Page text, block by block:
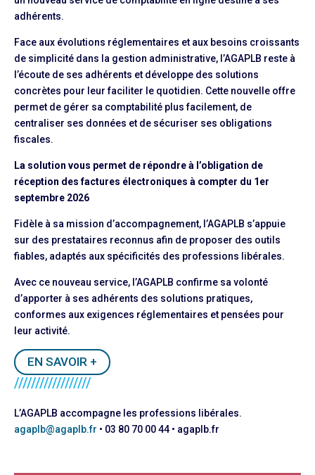
adhérents.
Face aux évolutions réglementaires et aux besoins croissants
de simplicité dans la gestion administrative, l’AGAPLB reste à
l’écoute de ses adhérents et développe des solutions
concrètes pour leur faciliter le quotidien. Cette nouvelle offre
permet de gérer sa comptabilité plus facilement, de
centraliser ses données et de sécuriser ses obligations
fiscales.
La solution vous permet de répondre à l’obligation de
réception des factures électroniques à compter du 1er
septembre 2026
Fidèle à sa mission d’accompagnement, l’AGAPLB s’appuie
sur des prestataires reconnus afin de proposer des outils
fiables, adaptés aux spécificités des professions libérales.
Avec ce nouveau service, l’AGAPLB confirme sa volonté
d’apporter à ses adhérents des solutions pratiques,
conformes aux exigences réglementaires et pensées pour
leur activité.
EN SAVOIR +
//////////////////
L’AGAPLB accompagne les professions libérales.
agaplb@agaplb.fr • 03 80 70 00 44 • agaplb.fr